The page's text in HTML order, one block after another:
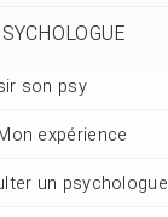
son psy
expérience
un psychologue